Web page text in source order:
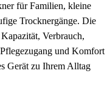
für Familien, kleine
Trocknergänge. Die
Verbrauch,
und Komfort
Gerät zu Ihrem Alltag